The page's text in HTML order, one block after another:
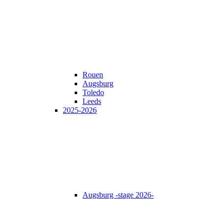
Rouen
Augsburg
Toledo
Leeds
2025-2026
Augsburg -stage 2026-